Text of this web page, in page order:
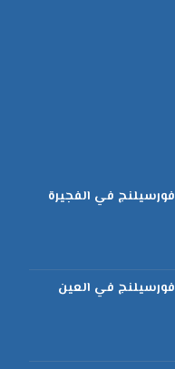
في الفجيرة
في العين